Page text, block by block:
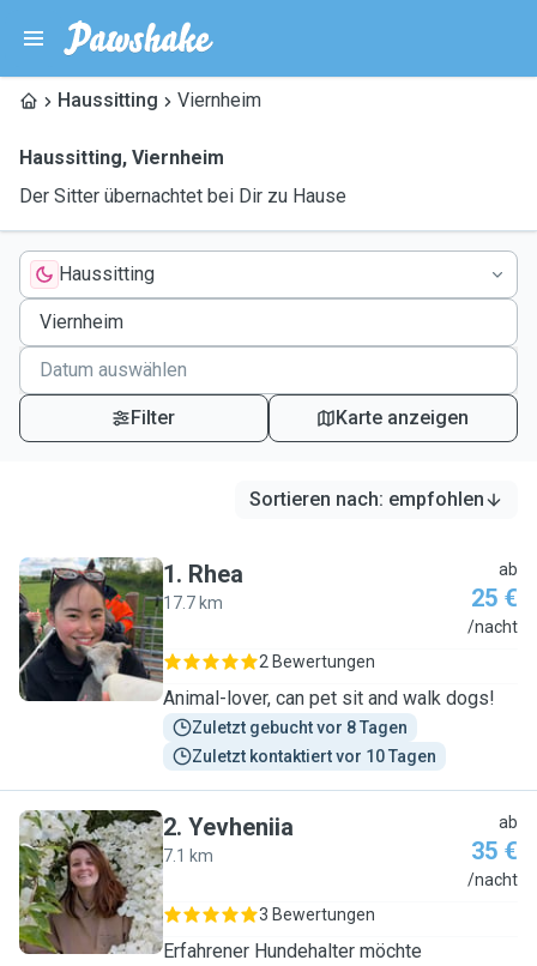
Haussitting Viernheim
Haussitting, Viernheim
Der Sitter übernachtet bei Dir zu Hause
Haussitting
Filter Karte anzeigen
Sortieren nach: empfohlen
R
1. Rhea
17.7 km
ab
25 €
/nacht
2 Bewertungen
Animal-lover, can pet sit and walk dogs!
Zuletzt gebucht vor 8 Tagen
Zuletzt kontaktiert vor 10 Tagen
Y
2. Yevheniia
7.1 km
ab
35 €
/nacht
3 Bewertungen
Erfahrener Hundehalter möchte